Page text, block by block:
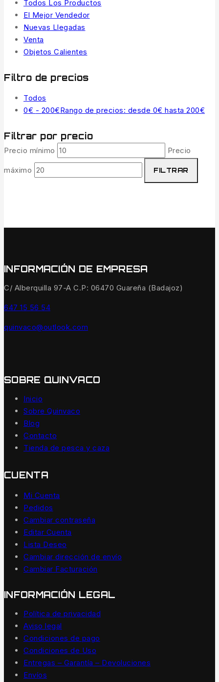
Todos Los Productos
El Mejor Vendedor
Nuevas Llegadas
Venta
Objetos Calientes
Filtro de precios
Todos
0€ - 200€Rango de precios: desde 0€ hasta 200€
Filtrar por precio
Precio mínimo Precio
máximo FILTRAR
INFORMACIÓN DE EMPRESA
C/ Alberquilla 97-A C.P: 06470 Guareña (Badajoz)
647 15 56 54
quinvaco@outlook.com
SOBRE QUINVACO
Inicio
Sobre Quinvaco
Blog
Contacto
Tienda de pesca y caza
CUENTA
Mi Cuenta
Pedidos
Cambiar contraseña
Editar Cuenta
Lista Deseo
Cambiar dirección de envío
Cambiar Facturación
INFORMACIÓN LEGAL
Política de privacidad
Aviso legal
Condiciones de pago
Condiciones de Uso
Entregas – Garantía – Devoluciones
Envíos